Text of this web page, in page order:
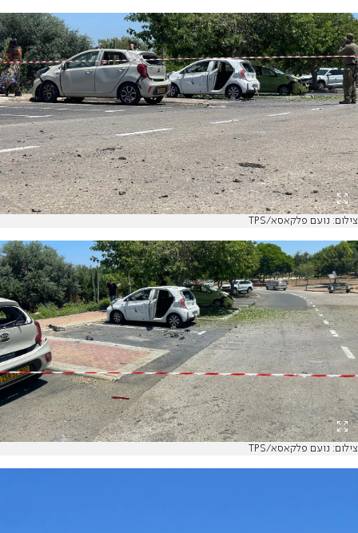
צילום: נועם פלקאסא/TPS
צילום: נועם פלקאסא/TPS